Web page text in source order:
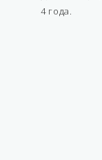
4 года.